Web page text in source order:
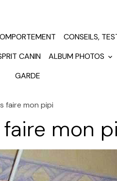
CONSEILS,
CANIN ALBUM PHOTOS
GARDE
faire mon pipi
mon